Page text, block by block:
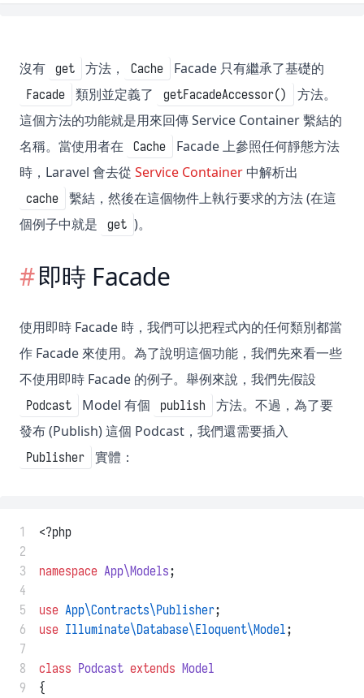
沒有 get 方法， Cache Facade 只有繼承了基礎的
Facade 類別並定義了 getFacadeAccessor()
方法。
這個方法的功能就是用來回傳 Service Container 繫結的
名稱。當使用者在
Cache
Facade 上參照任何靜態方法
時，Laravel 會去從 Service Container 中解析出
cache
繫結，然後在這個物件上執行要求的方法 (在這
個例子中就是
get )。
即時 Facade
使用即時 Facade 時，我們可以把程式內的任何類別都當
作 Facade 來使用。為了說明這個功能，我們先來看一些
不使用即時 Facade 的例子。舉例來說，我們先假設
Podcast Model 有個 publish
方法。不過，為了要
發布 (Publish) 這個 Podcast，我們還需要插入
Publisher 實體：
1
<?php
2
3
namespace App\Models;
4
5
use App\Contracts\Publisher;
6
use Illuminate\Database\Eloquent\Model;
7
8
class Podcast extends Model
9
{